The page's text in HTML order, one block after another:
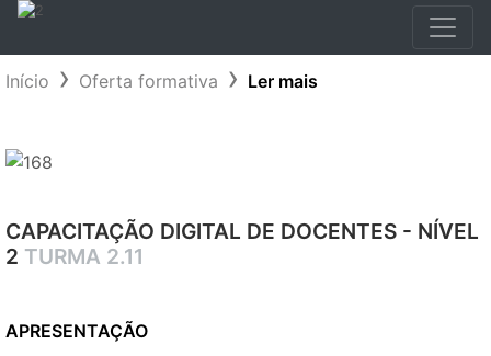
Início Oferta formativa Ler mais
CAPACITAÇÃO DIGITAL DE DOCENTES - NÍVEL
2 TURMA 2.11
APRESENTAÇÃO